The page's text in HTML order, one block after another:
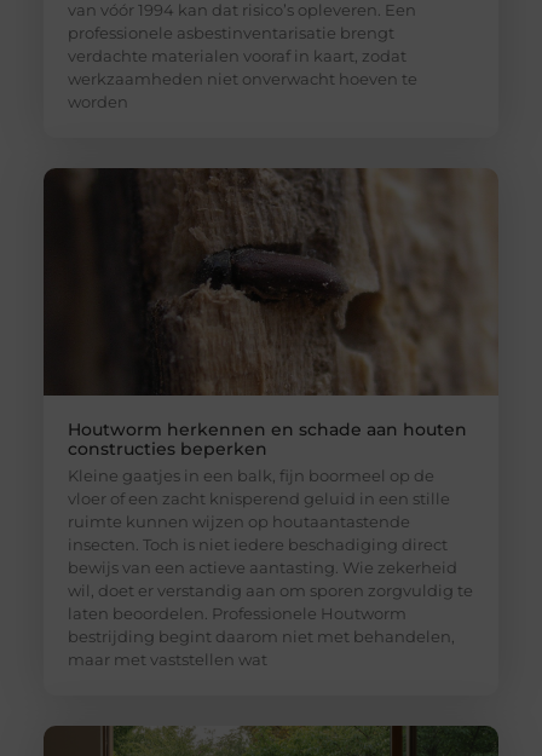
van vóór 1994 kan dat risico’s opleveren. Een
professionele asbestinventarisatie brengt
verdachte materialen vooraf in kaart, zodat
werkzaamheden niet onverwacht hoeven te
worden
Houtworm herkennen en schade aan houten
constructies beperken
Kleine gaatjes in een balk, fijn boormeel op de
vloer of een zacht knisperend geluid in een stille
ruimte kunnen wijzen op houtaantastende
insecten. Toch is niet iedere beschadiging direct
bewijs van een actieve aantasting. Wie zekerheid
wil, doet er verstandig aan om sporen zorgvuldig te
laten beoordelen. Professionele Houtworm
bestrijding begint daarom niet met behandelen,
maar met vaststellen wat